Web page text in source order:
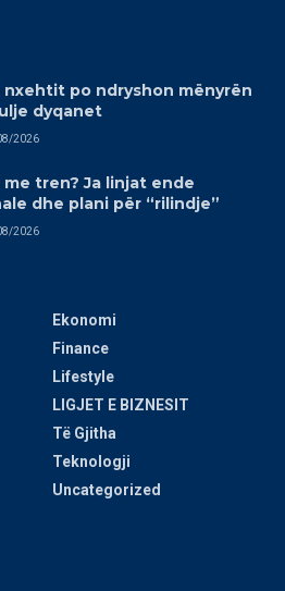
nxehtit po ndryshon mënyrën
dyqanet
2026
tren? Ja linjat ende
dhe plani për “rilindje”
2026
Ekonomi
Finance
Lifestyle
LIGJET E BIZNESIT
Të Gjitha
Teknologji
Uncategorized